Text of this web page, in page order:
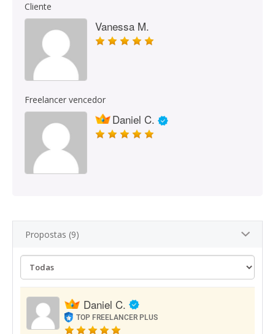
Cliente
Vanessa M.
Freelancer vencedor
Daniel C.
Propostas (9)
Daniel C.
TOP FREELANCER PLUS